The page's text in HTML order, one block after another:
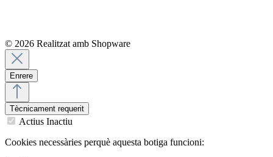
© 2026 Realitzat amb Shopware
Enrere
Tècnicament requerit
Actius Inactiu
Cookies necessàries perquè aquesta botiga funcioni: